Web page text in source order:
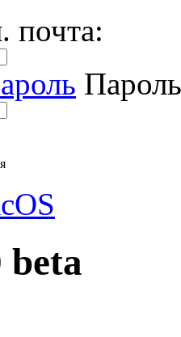
почта:
beta